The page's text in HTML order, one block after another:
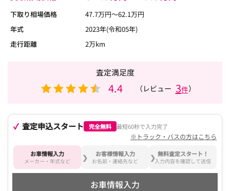
下取り相場価格 47.7万円〜62.1万円
年式
2023年(令和05年)
走行距離
2万km
査定満足度
4.4 （レビュー 3件）
査定申込スタート 完全無料 最短60秒で入力完了
※トラック・バスの方はこちら
お車情報入力
メーカー・年式など
お客様情報入力
お名前・連絡先など
無料査定スタート！
入力内容を確認して送信
お車情報入力